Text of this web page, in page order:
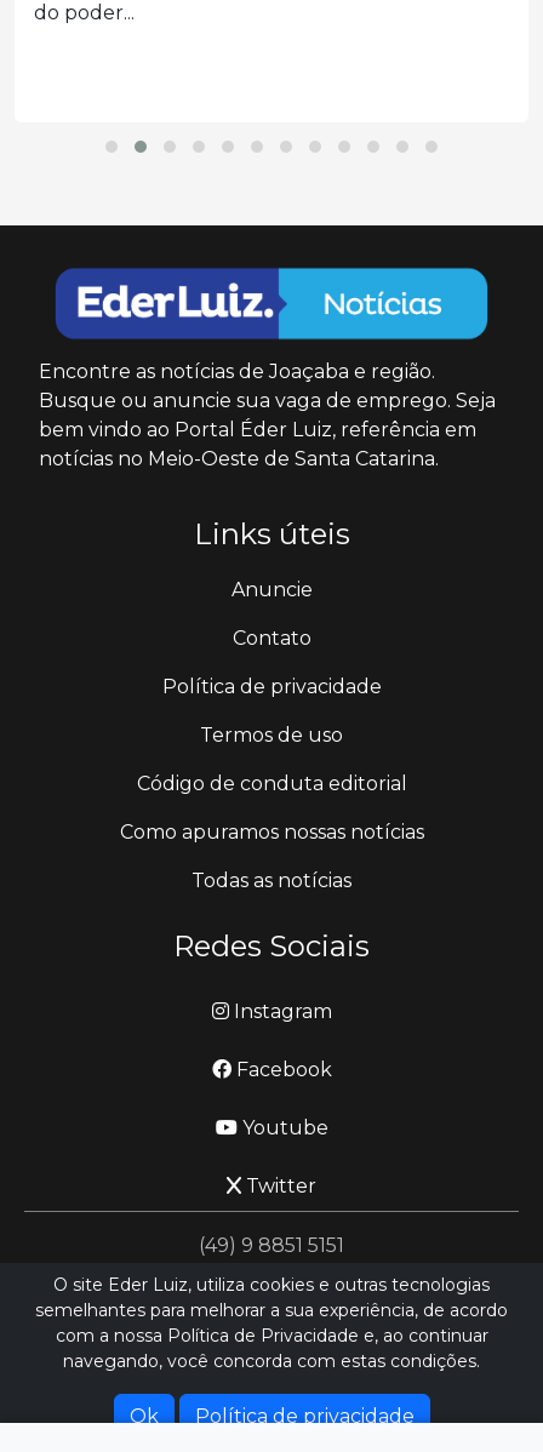
do poder...
Encontre as notícias de Joaçaba e região.
Busque ou anuncie sua vaga de emprego. Seja
bem vindo ao Portal Éder Luiz, referência em
notícias no Meio-Oeste de Santa Catarina.
Links úteis
Anuncie
Contato
Política de privacidade
Termos de uso
Código de conduta editorial
Como apuramos nossas notícias
Todas as notícias
Redes Sociais
Instagram
Facebook
Youtube
Twitter
(49) 9 8851 5151
jornalismo@ederluiz.com.vc
Hospedado porHEXIO CLOUD
O site Eder Luiz, utiliza cookies e outras tecnologias
semelhantes para melhorar a sua experiência, de acordo
com a nossa Política de Privacidade e, ao continuar
navegando, você concorda com estas condições.
Ok Política de privacidade